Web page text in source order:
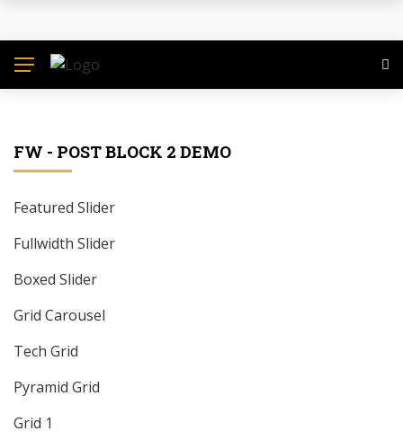
QUI ÉLÈVE
DOMAF 2025 : DOUALA S’EMBRASE POUR LA 14ᵉ
ÉDITION: RETOUR SUR UNE CONFÉRENCE DE
PRESSE VIBRANTE DE VISION ET D’AMBITION
FW - POST BLOCK 2 DEMO
Featured Slider
Fullwidth Slider
Boxed Slider
Grid Carousel
Tech Grid
Pyramid Grid
Grid 1